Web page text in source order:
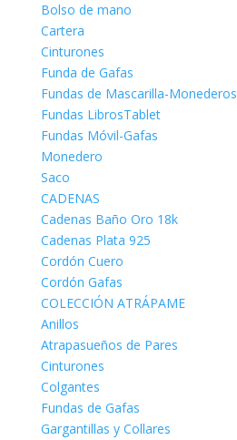
Bolso de mano
Cartera
Cinturones
Funda de Gafas
Fundas de Mascarilla-Monederos
Fundas LibrosTablet
Fundas Móvil-Gafas
Monedero
Saco
CADENAS
Cadenas Baño Oro 18k
Cadenas Plata 925
Cordón Cuero
Cordón Gafas
COLECCIÓN ATRÁPAME
Anillos
Atrapasueños de Pares
Cinturones
Colgantes
Fundas de Gafas
Gargantillas y Collares